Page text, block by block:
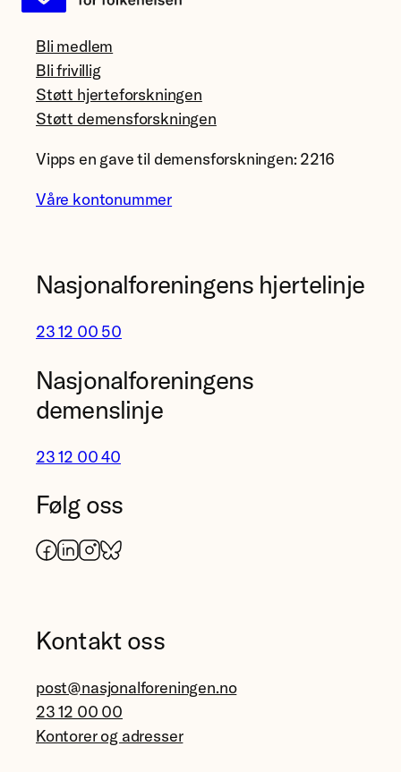
Bli medlem
Bli frivillig
Støtt hjerteforskningen
Støtt demensforskningen
Vipps en gave til demensforskningen: 2216
Våre kontonummer
Nasjonalforeningens hjertelinje
23 12 00 50
Nasjonalforeningens
demenslinje
23 12 00 40
Følg oss
Facebook
LinkedIn
Instagram
Bluesky
Kontakt oss
post@nasjonalforeningen.no
23 12 00 00
Kontorer og adresser